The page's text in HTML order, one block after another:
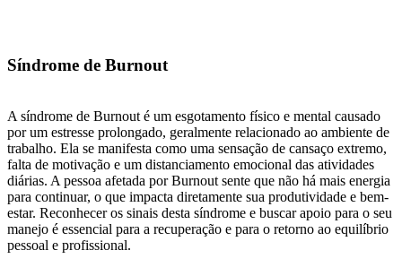
Síndrome de Burnout
A síndrome de Burnout é um esgotamento físico e mental causado
por um estresse prolongado, geralmente relacionado ao ambiente de
trabalho. Ela se manifesta como uma sensação de cansaço extremo,
falta de motivação e um distanciamento emocional das atividades
diárias. A pessoa afetada por Burnout sente que não há mais energia
para continuar, o que impacta diretamente sua produtividade e bem-
estar. Reconhecer os sinais desta síndrome e buscar apoio para o seu
manejo é essencial para a recuperação e para o retorno ao equilíbrio
pessoal e profissional.